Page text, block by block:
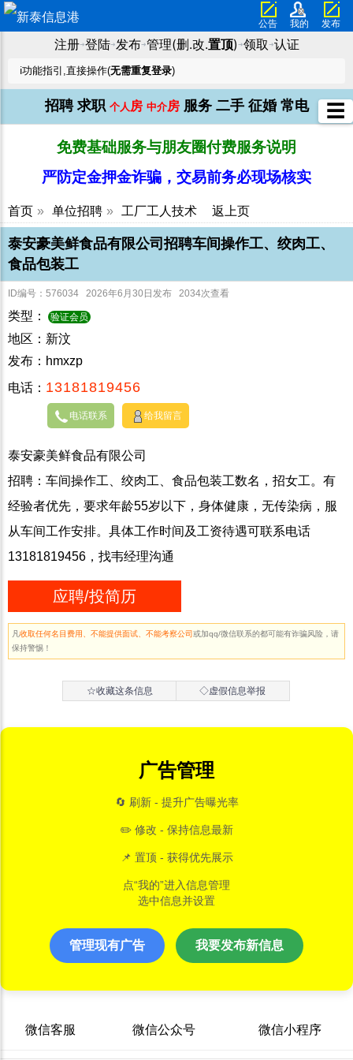
公告 我的 发布
注册➜登陆➜发布➜管理(删.改.置顶) ➜领取 ➜认证
ℹ️功能指引,直接操作(无需重复登录)
招聘 求职 个人 房 中介房 服务 二手 征婚 常电
免费基础服务与朋友圈付费服务说明
严防定金押金诈骗，交易前务必现场核实
首页 » 单位招聘 » 工厂工人技术 返上页
泰安豪美鲜食品有限公司招聘车间操作工、绞肉工、
食品包装工
ID编号：576034 2026年6月30日发布 2034次查看
类型： 验证会员
地区：新汶
发布：hmxzp
电话： 13181819456
电话联系 给我留言
泰安豪美鲜食品有限公司
招聘：车间操作工、绞肉工、食品包装工数名，招女工。有
经验者优先，要求年龄55岁以下，身体健康，无传染病，服
从车间工作安排。具体工作时间及工资待遇可联系电话
13181819456，找韦经理沟通
应聘/投简历
凡收取任何名目费用、不能提供面试、不能考察公司或加qq/微信联系的都可能有诈骗风险，请
保持警惕！
☆收藏这条信息 ◇虚假信息举报
广告管理
🔄 刷新 - 提升广告曝光率
✏️ 修改 - 保持信息最新
📌 置顶 - 获得优先展示
点“我的”进入信息管理
选中信息并设置
管理现有广告 我要发布新信息
微信客服 微信公众号 微信小程序
☰